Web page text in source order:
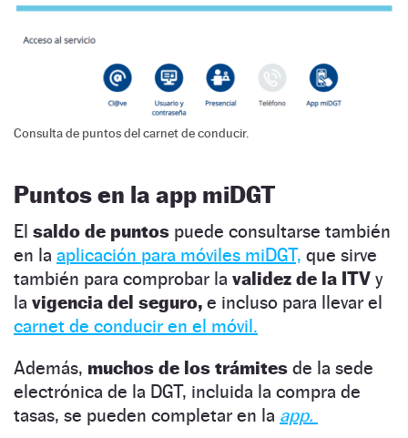
Consulta de puntos del carnet de conducir.
Puntos en la app miDGT
El saldo de puntos puede consultarse también
en la aplicación para móviles miDGT, que sirve
también para comprobar la validez de la ITV y
la vigencia del seguro, e incluso para llevar el
carnet de conducir en el móvil.
Además, muchos de los trámites de la sede
electrónica de la DGT, incluida la compra de
tasas, se pueden completar en la app.